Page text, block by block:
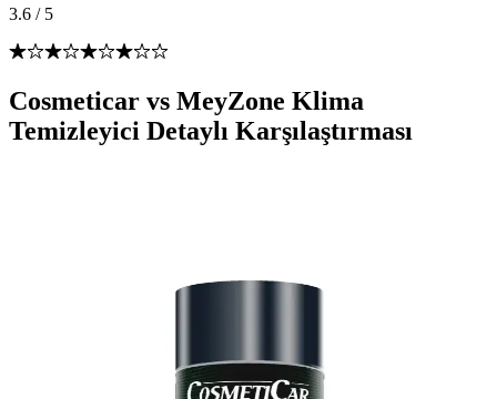
3.6 / 5
Cosmeticar vs MeyZone Klima
Temizleyici Detaylı Karşılaştırması